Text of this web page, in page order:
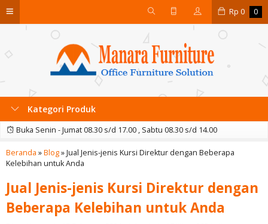
Rp 0 0
Kategori Produk
Buka Senin - Jumat 08.30 s/d 17.00 , Sabtu 08.30 s/d 14.00
Beranda »Blog»Jual Jenis-jenis Kursi Direktur dengan Beberapa
Kelebihan untuk Anda
Jual Jenis-jenis Kursi Direktur dengan
Beberapa Kelebihan untuk Anda